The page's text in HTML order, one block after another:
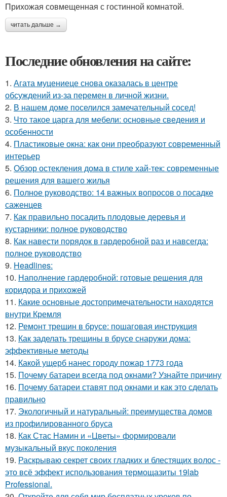
Прихожая совмещенная с гостинной комнатой.
читать дальше →
Последние обновления на сайте:
1. Агата муцениеце снова оказалась в центре
обсуждений из-за перемен в личной жизни.
2. В нашем доме поселился замечательный сосед!
3. Что такое царга для мебели: основные сведения и
особенности
4. Пластиковые окна: как они преобразуют современный
интерьер
5. Обзор остекления дома в стиле хай-тек: современные
решения для вашего жилья
6. Полное руководство: 14 важных вопросов о посадке
саженцев
7. Как правильно посадить плодовые деревья и
кустарники: полное руководство
8. Как навести порядок в гардеробной раз и навсегда:
полное руководство
9. Headlines:
10. Наполнение гардеробной: готовые решения для
коридора и прихожей
11. Какие основные достопримечательности находятся
внутри Кремля
12. Ремонт трещин в брусе: пошаговая инструкция
13. Как заделать трещины в брусе снаружи дома:
эффективные методы
14. Какой ущерб нанес городу пожар 1773 года
15. Почему батареи всегда под окнами? Узнайте причину
16. Почему батареи ставят под окнами и как это сделать
правильно
17. Экологичный и натуральный: преимущества домов
из профилированного бруса
18. Как Стас Намин и «Цветы» формировали
музыкальный вкус поколения
19. Раскрываю секрет своих гладких и блестящих волос -
это всё эффект использования термощазиты 19lab
Professional.